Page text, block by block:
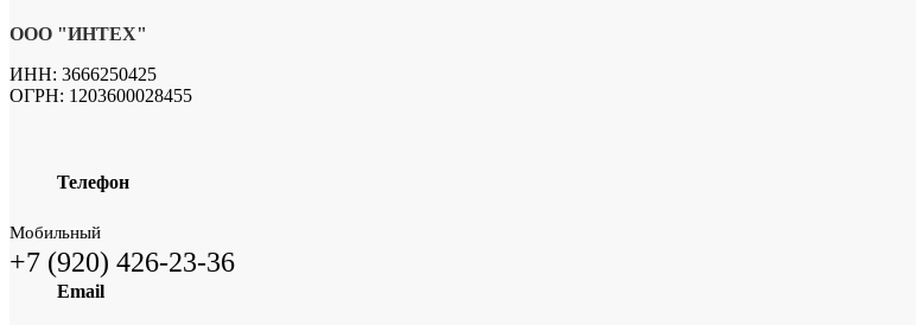
ООО "ИНТЕХ"
ИНН: 3666250425
ОГРН: 1203600028455
Телефон
Мобильный
+7 (920) 426-23-36
Email